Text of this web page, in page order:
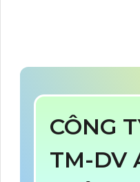
CÔNG
TM-DV